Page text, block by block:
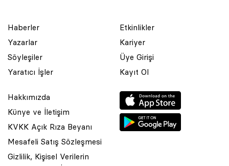
Haberler
Yazarlar
Söyleşiler
Yaratıcı İşler
Etkinlikler
Kariyer
Üye Girişi
Kayıt Ol
Hakkımızda
Künye ve İletişim
KVKK Açık Rıza Beyanı
Mesafeli Satış Sözleşmesi
Gizlilik, Kişisel Verilerin